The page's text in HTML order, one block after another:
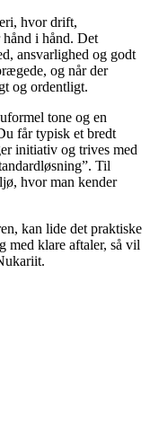
hvor drift,
i hånd. Det
ansvarlighed og godt
og når der
og ordentligt.
tone og en
får typisk et bredt
initiativ og trives med
Til
hvor man kender
kan lide det praktiske
med klare aftaler, så vil